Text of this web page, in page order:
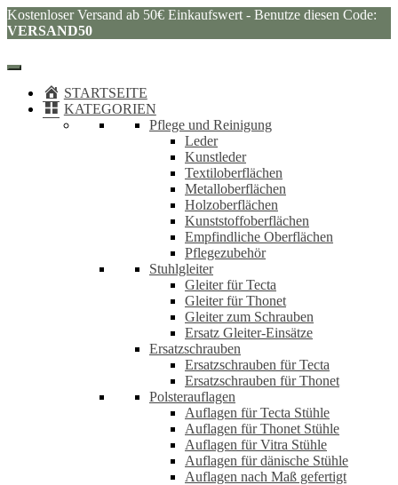
Kostenloser Versand ab 50€ Einkaufswert - Benutze diesen Code:
VERSAND50
STARTSEITE
KATEGORIEN
Pflege und Reinigung
Leder
Kunstleder
Textiloberflächen
Metalloberflächen
Holzoberflächen
Kunststoffoberflächen
Empfindliche Oberflächen
Pflegezubehör
Stuhlgleiter
Gleiter für Tecta
Gleiter für Thonet
Gleiter zum Schrauben
Ersatz Gleiter-Einsätze
Ersatzschrauben
Ersatzschrauben für Tecta
Ersatzschrauben für Thonet
Polsterauflagen
Auflagen für Tecta Stühle
Auflagen für Thonet Stühle
Auflagen für Vitra Stühle
Auflagen für dänische Stühle
Auflagen nach Maß gefertigt